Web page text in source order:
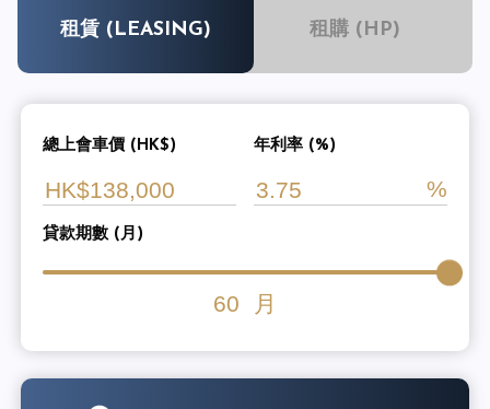
租賃 (LEASING) 租購 (HP)
總上會車價 (HK$) 年利率 (%)
貸款期數 (月)
60 月